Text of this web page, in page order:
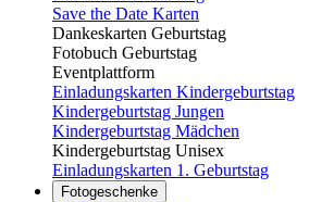
Save the Date Karten
Dankeskarten Geburtstag
Fotobuch Geburtstag
Eventplattform
Einladungskarten Kindergeburtstag
Kindergeburtstag Jungen
Kindergeburtstag Mädchen
Kindergeburtstag Unisex
Einladungskarten 1. Geburtstag
Fotogeschenke